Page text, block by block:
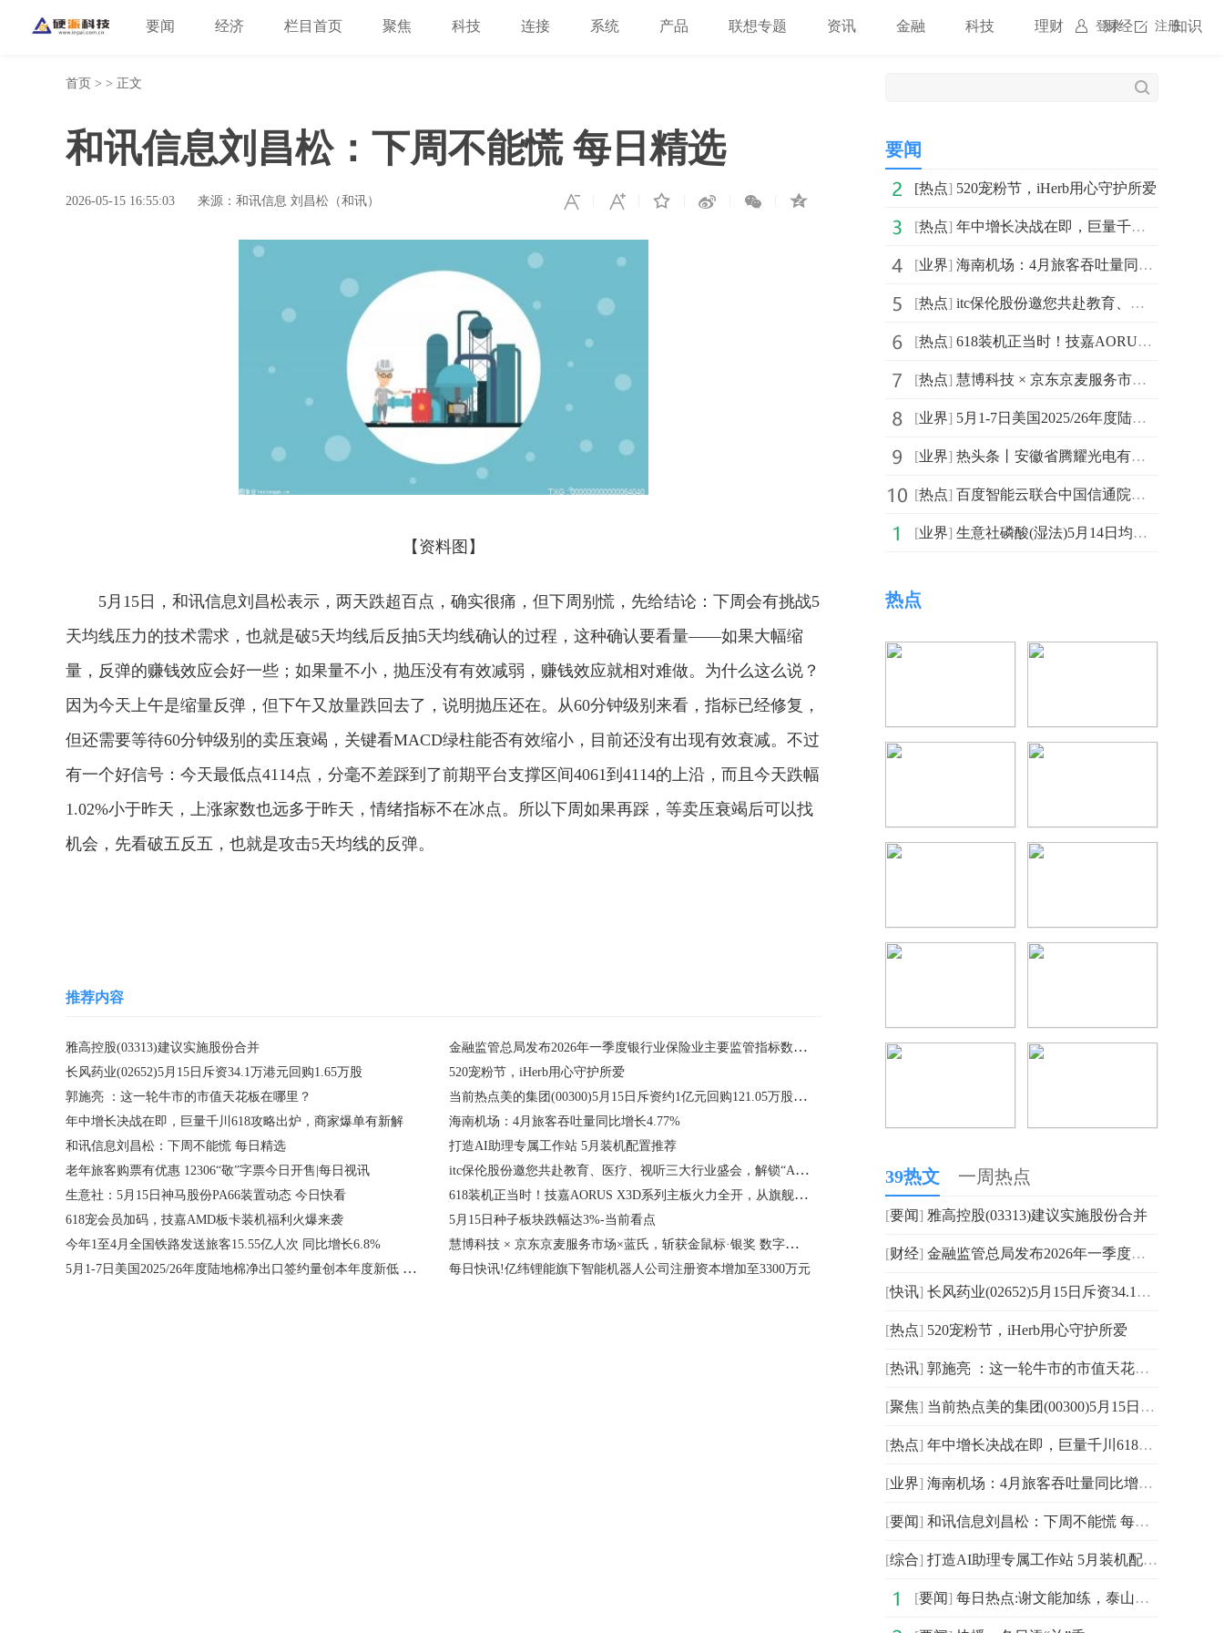
登录 注册
要闻 经济 栏目首页 聚焦 科技 连接 系统 产品 联想专题 资讯 金融 科技 理财 财经 知识
首页 > > 正文
和讯信息刘昌松：下周不能慌 每日精选
2026-05-15 16:55:03 来源：和讯信息 刘昌松（和讯）
【资料图】
5月15日，和讯信息刘昌松表示，两天跌超百点，确实很痛，但下周别慌，先给结论：下周会有挑战5
天均线压力的技术需求，也就是破5天均线后反抽5天均线确认的过程，这种确认要看量——如果大幅缩
量，反弹的赚钱效应会好一些；如果量不小，抛压没有有效减弱，赚钱效应就相对难做。为什么这么说？
因为今天上午是缩量反弹，但下午又放量跌回去了，说明抛压还在。从60分钟级别来看，指标已经修复，
但还需要等待60分钟级别的卖压衰竭，关键看MACD绿柱能否有效缩小，目前还没有出现有效衰减。不过
有一个好信号：今天最低点4114点，分毫不差踩到了前期平台支撑区间4061到4114的上沿，而且今天跌幅
1.02%小于昨天，上涨家数也远多于昨天，情绪指标不在冰点。所以下周如果再踩，等卖压衰竭后可以找
机会，先看破五反五，也就是攻击5天均线的反弹。
推荐内容
雅高控股(03313)建议实施股份合并 金融监管总局发布2026年一季度银行业保险业主要监管指标数据情况
长风药业(02652)5月15日斥资34.1万港元回购1.65万股
520宠粉节，iHerb用心守护所爱
郭施亮 ：这一轮牛市的市值天花板在哪里？
当前热点美的集团(00300)5月15日斥资约1亿元回购121.05万股A股
年中增长决战在即，巨量千川618攻略出炉，商家爆单有新解
海南机场：4月旅客吞吐量同比增长4.77%
和讯信息刘昌松：下周不能慌 每日精选
打造AI助理专属工作站 5月装机配置推荐
老年旅客购票有优惠 12306“敬”字票今日开售|每日视讯
itc保伦股份邀您共赴教育、医疗、视听三大行业盛会，解锁“AI+视听”产业新生态
生意社：5月15日神马股份PA66装置动态 今日快看 618装机正当时！技嘉AORUS X3D系列主板火力全开，从旗舰到甜品一站配齐
618宠会员加码，技嘉AMD板卡装机福利火爆来袭
5月15日种子板块跌幅达3%-当前看点
今年1至4月全国铁路发送旅客15.55亿人次 同比增长6.8%
慧博科技 × 京东京麦服务市场×蓝氏，斩获金鼠标·银奖 数字化增长策略重塑宠物行业营销新范式
5月1-7日美国2025/26年度陆地棉净出口签约量创本年度新低 视焦点讯
每日快讯!亿纬锂能旗下智能机器人公司注册资本增加至3300万元
要闻
[热点] 520宠粉节，iHerb用心守护所爱
[热点] 年中增长决战在即，巨量千川618攻略出炉，商家爆单有新解
[业界] 海南机场：4月旅客吞吐量同比增长4.77%
[热点] itc保伦股份邀您共赴教育、医疗、视听三大行业盛会，解锁“AI+视听”产业新生态
[热点] 618装机正当时！技嘉AORUS X3D系列主板火力全开，从旗舰到甜品一站配齐
[热点] 慧博科技 × 京东京麦服务市场×蓝氏，斩获金鼠标·银奖 数字化增长策略重塑宠物行业营销新范式
[业界] 5月1-7日美国2025/26年度陆地棉净出口签约量创本年度新低 视焦点讯
[业界] 热头条丨安徽省腾耀光电有限公司成立 注册资本3000万人民币
[热点] 百度智能云联合中国信通院共建AI终端生态 加速大模型落地消费电子
[业界] 生意社磷酸(湿法)5月14日均差为28.33元/吨 由正向缩小重新扩大
热点
39热文 一周热点
[要闻] 雅高控股(03313)建议实施股份合并
[财经] 金融监管总局发布2026年一季度银行业保险业主要监管指标数据情况
[快讯] 长风药业(02652)5月15日斥资34.1万港元回购1.65万股
[热点] 520宠粉节，iHerb用心守护所爱
[热讯] 郭施亮 ：这一轮牛市的市值天花板在哪里？
[聚焦] 当前热点美的集团(00300)5月15日斥资约1亿元回购121.05万股A股
[热点] 年中增长决战在即，巨量千川618攻略出炉，商家爆单有新解
[业界] 海南机场：4月旅客吞吐量同比增长4.77%
[要闻] 和讯信息刘昌松：下周不能慌 每日精选
[综合] 打造AI助理专属工作站 5月装机配置推荐
[要闻] 每日热点:谢文能加练，泰山队3新星缺席前期冬训，韩鹏继续带队 边后卫断档